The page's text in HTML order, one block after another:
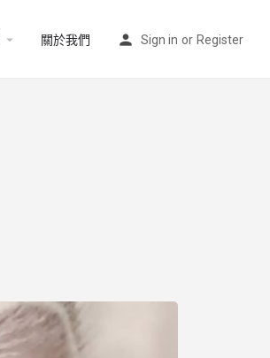
關於我們 Sign in or Register